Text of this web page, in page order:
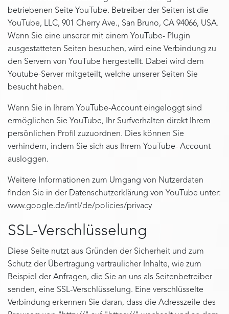
betriebenen Seite YouTube. Betreiber der Seiten ist die
YouTube, LLC, 901 Cherry Ave., San Bruno, CA 94066, USA.
Wenn Sie eine unserer mit einem YouTube- Plugin
ausgestatteten Seiten besuchen, wird eine Verbindung zu
den Servern von YouTube hergestellt. Dabei wird dem
Youtube-Server mitgeteilt, welche unserer Seiten Sie
besucht haben.
Wenn Sie in Ihrem YouTube-Account eingeloggt sind
ermöglichen Sie YouTube, Ihr Surfverhalten direkt Ihrem
persönlichen Profil zuzuordnen. Dies können Sie
verhindern, indem Sie sich aus Ihrem YouTube- Account
ausloggen.
Weitere Informationen zum Umgang von Nutzerdaten
finden Sie in der Datenschutzerklärung von YouTube unter:
www.google.de/intl/de/policies/privacy
SSL-Verschlüsselung
Diese Seite nutzt aus Gründen der Sicherheit und zum
Schutz der Übertragung vertraulicher Inhalte, wie zum
Beispiel der Anfragen, die Sie an uns als Seitenbetreiber
senden, eine SSL-Verschlüsselung. Eine verschlüsselte
Verbindung erkennen Sie daran, dass die Adresszeile des